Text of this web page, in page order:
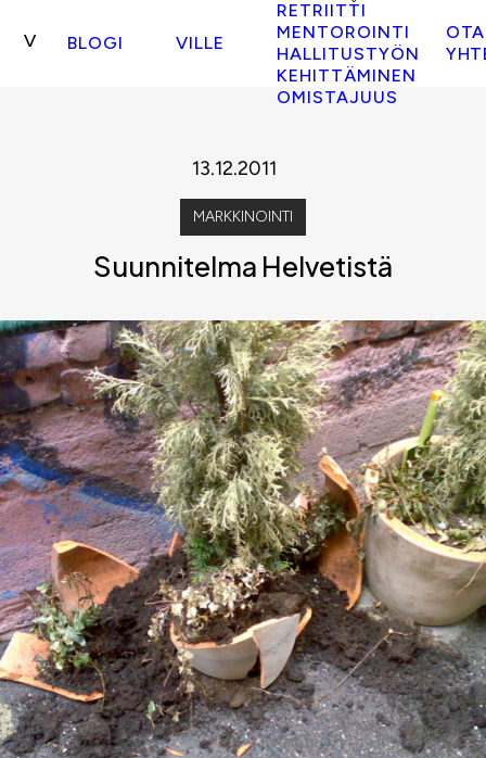
BLOGI VILLE
RETRIITTI
MENTOROINTI
HALLITUSTYÖN
KEHITTÄMINEN
OMISTAJUUS
OTA
13.12.2011
MARKKINOINTI
Suunnitelma Helvetistä